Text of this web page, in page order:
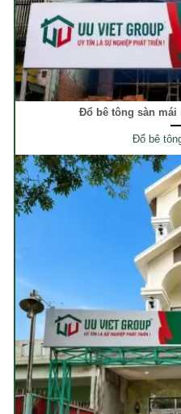
Đổ bê tông sàn
Đổ bê